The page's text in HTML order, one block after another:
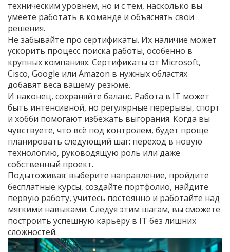
техническим уровнем, но и с тем, насколько вы
умеете работать в команде и объяснять свои
решения.
Не забывайте про сертификаты. Их наличие может
ускорить процесс поиска работы, особенно в
крупных компаниях. Сертификаты от Microsoft,
Cisco, Google или Amazon в нужных областях
добавят веса вашему резюме.
И наконец, сохраняйте баланс. Работа в IT может
быть интенсивной, но регулярные перерывы, спорт
и хобби помогают избежать выгорания. Когда вы
чувствуете, что всё под контролем, будет проще
планировать следующий шаг: переход в новую
технологию, руководящую роль или даже
собственный проект.
Подытоживая: выберите направление, пройдите
бесплатные курсы, создайте портфолио, найдите
первую работу, учитесь постоянно и работайте над
мягкими навыками. Следуя этим шагам, вы сможете
построить успешную карьеру в IT без лишних
сложностей.